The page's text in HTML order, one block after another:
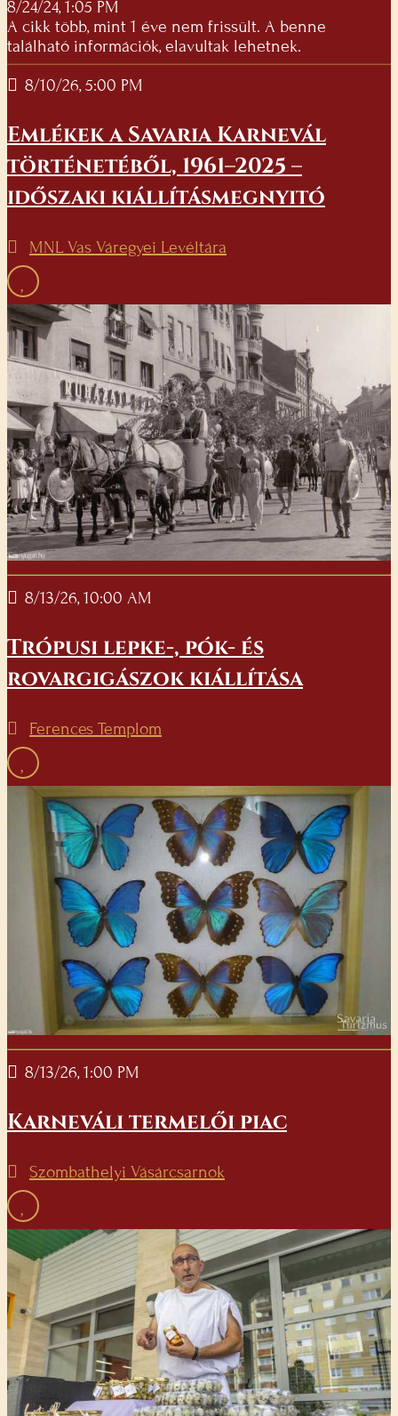
8/24/24, 1:05 PM
A cikk több, mint 1 éve nem frissült. A benne
található információk, elavultak lehetnek.
8/10/26, 5:00 PM
Emlékek a Savaria Karnevál
történetéből, 1961–2025 –
időszaki kiállításmegnyitó
MNL Vas Váregyei Levéltára
8/13/26, 10:00 AM
Trópusi lepke-, pók- és
rovargigászok kiállítása
Ferences Templom
8/13/26, 1:00 PM
Karneváli termelői piac
Szombathelyi Vásárcsarnok